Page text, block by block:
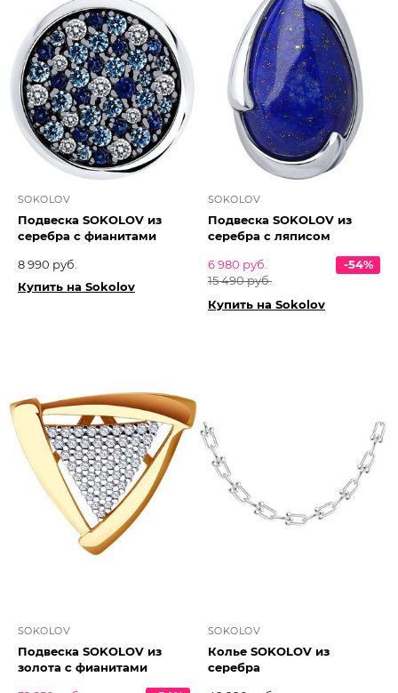
SOKOLOV
Подвеска SOKOLOV из
серебра с фианитами
8 990 руб.
Купить на Sokolov
SOKOLOV
Подвеска SOKOLOV из
серебра с ляписом
6 980 руб.
15 490 руб.
-54%
Купить на Sokolov
SOKOLOV
Подвеска SOKOLOV из
золота с фианитами
SOKOLOV
Колье SOKOLOV из
серебра